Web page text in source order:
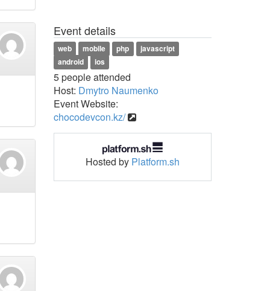
Event details
web mobile php
javascript
android
ios
5 people attended
Host: Dmytro Naumenko
Event Website:
chocodevcon.kz/
Hosted by Platform.sh